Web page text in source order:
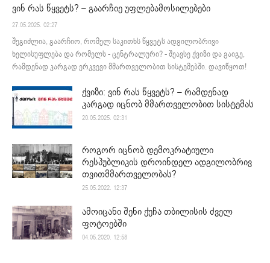
ვინ რას წყვეტს? – გაარჩიე უფლებამოსილებები
27.05.2025. 02:27
შეგიძლია, გაარჩიო, რომელ საკითხს წყვეტს ადგილობრივი
ხელისუფლება და რომელს - ცენტრალური? - შეავსე ქვიზი და გაიგე,
რამდენად კარგად ერკვევი მმართველობით სისტემებში. დავიწყოთ!
ქვიზი: ვინ რას წყვეტს? – რამდენად
კარგად იცნობ მმართველობით სისტემას
20.05.2025. 02:31
როგორ იცნობ დემოკრატიული
რესპუბლიკის დროინდელ ადგილობრივ
თვითმმართველობას?
25.05.2022. 12:37
ამოიცანი შენი ქუჩა თბილისის ძველ
ფოტოებში
04.05.2020. 12:58